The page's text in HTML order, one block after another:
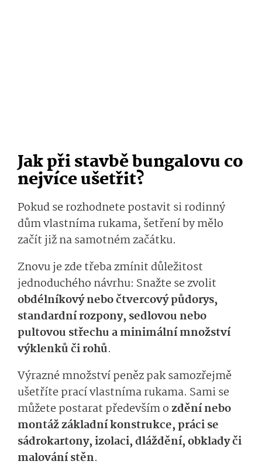
Jak při stavbě bungalovu co
nejvíce ušetřit?
Pokud se rozhodnete postavit si rodinný
dům vlastníma rukama, šetření by mělo
začít již na samotném začátku.
Znovu je zde třeba zmínit důležitost
jednoduchého návrhu: Snažte se zvolit
obdélníkový nebo čtvercový půdorys,
standardní rozpony, sedlovou nebo
pultovou střechu a minimální množství
výklenků či rohů.
Výrazné množství peněz pak samozřejmě
ušetříte prací vlastníma rukama. Sami se
můžete postarat především ozdění nebo
montáž základní konstrukce, práci se
sádrokartony, izolaci, dláždění, obklady či
malování stěn.